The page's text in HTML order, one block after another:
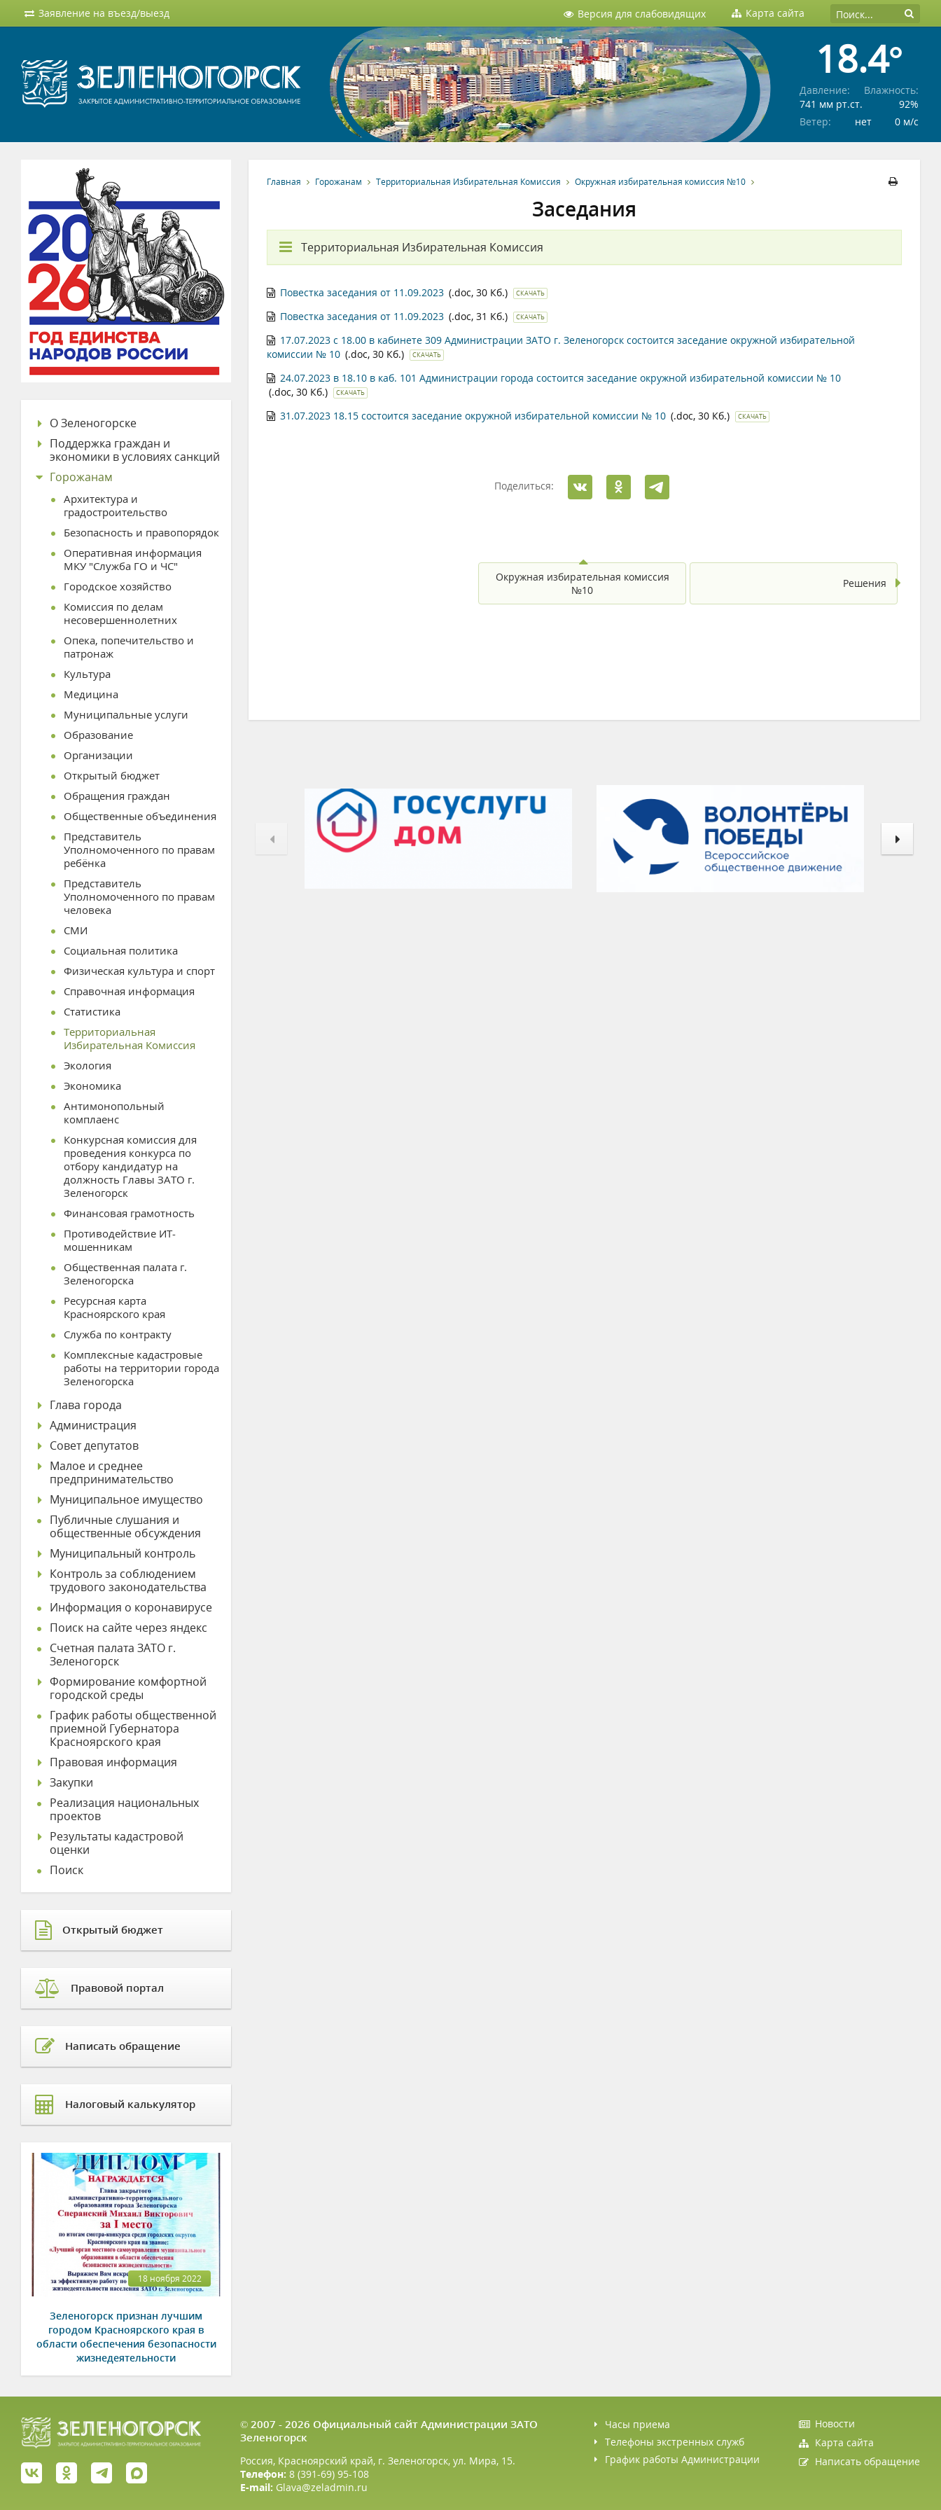
Заявление на въезд/выезд Версия для слабовидящих Карта сайта
18.4°
Давление:
741 мм рт.ст.
Влажность:
92%
Ветер:
нет 0 м/c
Главная Горожанам Территориальная Избирательная Комиссия Окружная избирательная комиссия №10
Заседания
Территориальная Избирательная Комиссия
Повестка заседания от 11.09.2023 (.doc, 30 Кб.) СКАЧАТЬ
Повестка заседания от 11.09.2023 (.doc, 31 Кб.) СКАЧАТЬ
17.07.2023 с 18.00 в кабинете 309 Администрации ЗАТО г. Зеленогорск состоится заседание окружной избирательной
комиссии № 10 (.doc, 30 Кб.) СКАЧАТЬ
24.07.2023 в 18.10 в каб. 101 Администрации города состоится заседание окружной избирательной комиссии № 10
(.doc, 30 Кб.)
СКАЧАТЬ
31.07.2023 18.15 состоится заседание окружной избирательной комиссии № 10 (.doc, 30 Кб.) СКАЧАТЬ
Поделиться:
Окружная избирательная комиссия
№10
Решения
О Зеленогорске
Поддержка граждан и
экономики в условиях санкций
Горожанам
Архитектура и
градостроительство
Безопасность и правопорядок
Оперативная информация
МКУ "Служба ГО и ЧС"
Городское хозяйство
Комиссия по делам
несовершеннолетних
Опека, попечительство и
патронаж
Культура
Медицина
Муниципальные услуги
Образование
Организации
Открытый бюджет
Обращения граждан
Общественные объединения
Представитель
Уполномоченного по правам
ребёнка
Представитель
Уполномоченного по правам
человека
СМИ
Социальная политика
Физическая культура и спорт
Справочная информация
Статистика
Территориальная
Избирательная Комиссия
Экология
Экономика
Антимонопольный
комплаенс
Конкурсная комиссия для
проведения конкурса по
отбору кандидатур на
должность Главы ЗАТО г.
Зеленогорск
Финансовая грамотность
Противодействие ИТ-
мошенникам
Общественная палата г.
Зеленогорска
Ресурсная карта
Красноярского края
Служба по контракту
Комплексные кадастровые
работы на территории города
Зеленогорска
Глава города
Администрация
Совет депутатов
Малое и среднее
предпринимательство
Муниципальное имущество
Публичные слушания и
общественные обсуждения
Муниципальный контроль
Контроль за соблюдением
трудового законодательства
Информация о коронавирусе
Поиск на сайте через яндекс
Счетная палата ЗАТО г.
Зеленогорск
Формирование комфортной
городской среды
График работы общественной
приемной Губернатора
Красноярского края
Правовая информация
Закупки
Реализация национальных
проектов
Результаты кадастровой
оценки
Поиск
Открытый бюджет
Правовой портал
Написать обращение
Налоговый калькулятор
18 ноября 2022
Зеленогорск признан лучшим
городом Красноярского края в
области обеспечения безопасности
жизнедеятельности
© 2007 - 2026 Официальный сайт Администрации ЗАТО
Зеленогорск
Россия, Красноярский край, г. Зеленогорск, ул. Мира, 15.
Телефон: 8 (391-69) 95-108
E-mail: Glava@zeladmin.ru
Часы приема
Телефоны экстренных служб
График работы Администрации
Новости
Карта сайта
Написать обращение